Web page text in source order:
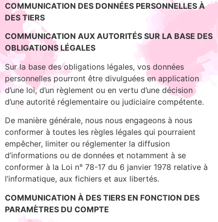
COMMUNICATION DES DONNÉES PERSONNELLES À
DES TIERS
COMMUNICATION AUX AUTORITÉS SUR LA BASE DES
OBLIGATIONS LÉGALES
Sur la base des obligations légales, vos données
personnelles pourront être divulguées en application
d’une loi, d’un règlement ou en vertu d’une décision
d’une autorité réglementaire ou judiciaire compétente.
De manière générale, nous nous engageons à nous
conformer à toutes les règles légales qui pourraient
empêcher, limiter ou réglementer la diffusion
d’informations ou de données et notamment à se
conformer à la Loi n° 78-17 du 6 janvier 1978 relative à
l’informatique, aux fichiers et aux libertés.
COMMUNICATION À DES TIERS EN FONCTION DES
PARAMÈTRES DU COMPTE